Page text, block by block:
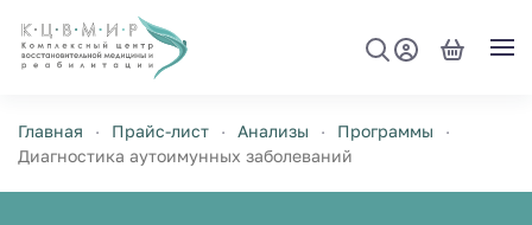
Перейти к содержимому
Главная Прайс-лист Анализы
Программы
Диагностика аутоимунных заболеваний